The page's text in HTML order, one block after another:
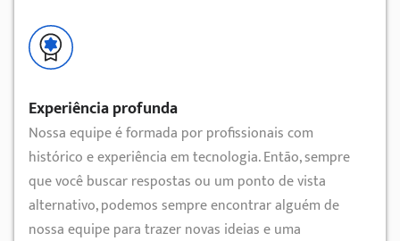
Experiência profunda
Nossa equipe é formada por profissionais com
histórico e experiência em tecnologia. Então, sempre
que você buscar respostas ou um ponto de vista
alternativo, podemos sempre encontrar alguém de
nossa equipe para trazer novas ideias e uma